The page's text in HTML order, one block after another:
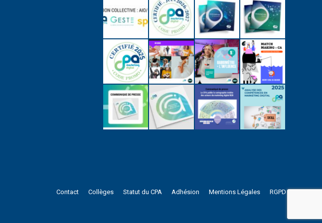
Contact Collèges Statut du CPA Adhésion Mentions Légales RGPD
la conformité avec les réglementations. Personnalisez vos préférences pour